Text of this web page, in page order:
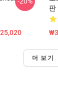
판
더 보기